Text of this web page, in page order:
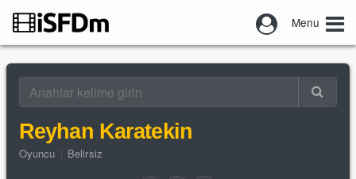
Menu
Reyhan Karatekin
Oyuncu Belirsiz